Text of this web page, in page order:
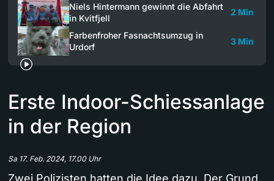
Niels Hintermann gewinnt die Abfahrt
in Kvitfjell
2 Min
Farbenfroher Fasnachtsumzug in
Urdorf
3 Min
Erste Indoor-Schiessanlage
in der Region
Sa 17. Feb. 2024, 17.00 Uhr
Zwei Polizisten hatten die Idee dazu. Der Grund